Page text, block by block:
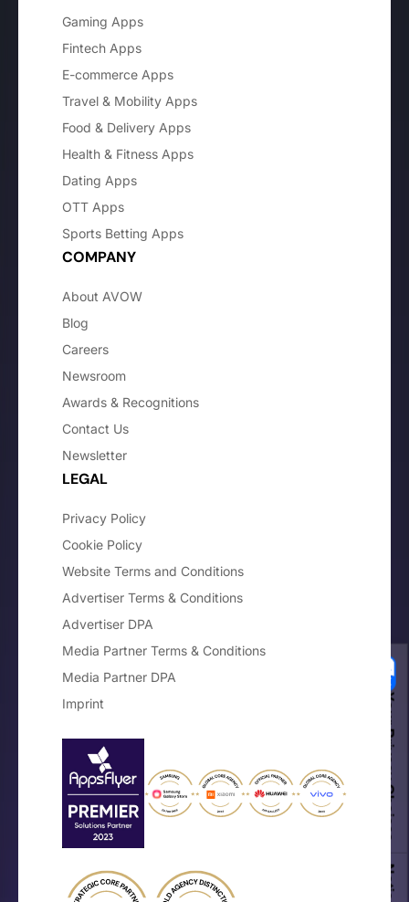
Gaming Apps
Fintech Apps
E-commerce Apps
Travel & Mobility Apps
Food & Delivery Apps
Health & Fitness Apps
Dating Apps
OTT Apps
Sports Betting Apps
COMPANY
About AVOW
Blog
Careers
Newsroom
Awards & Recognitions
Contact Us
Newsletter
LEGAL
Privacy Policy
Cookie Policy
Website Terms and Conditions
Advertiser Terms & Conditions
Advertiser DPA
Media Partner Terms & Conditions
Media Partner DPA
Imprint
Your Privacy Choices